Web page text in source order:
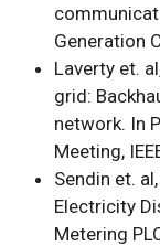
Generation
Laverty et.
grid:
network. In
Meeting,
Sendin et.
Electricity
Metering